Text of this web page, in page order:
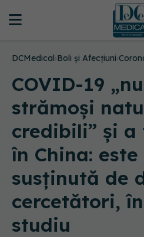
DCMedical›Boli și Afecțiuni›
COVID-19
strămoși
credibili” și a
în China:
susținută de
cercetători,
studiu